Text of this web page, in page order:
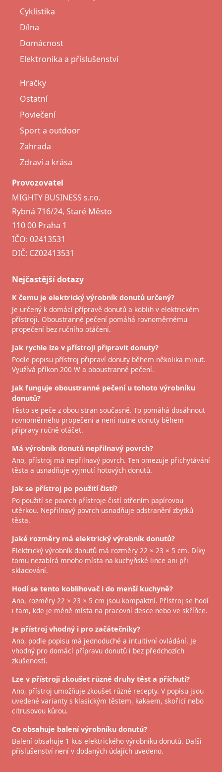
Cyklistika
Dílna
Domácnost
Elektronika a příslušenství
Hračky
Ostatní
Povlečení
Sport a outdoor
Zahrada
Zdraví a krása
Provozovatel
MIGHTY BUSINESS s.r.o.
Rybná 716/24, Staré Město
110 00 Praha 1
IČO: 02413531
DIČ: CZ02413531
Nejčastější dotazy
K čemu je elektrický výrobník donutů určený?
Je určený k domácí přípravě donutů a koblih v elektrickém
přístroji. Oboustranné pečení pomáhá rovnoměrnému
propečení bez ručního otáčení.
Jak rychle lze v přístroji připravit donuty?
Podle popisu přístroj připraví donuty během několika minut.
Využívá příkon 200 W a oboustranné pečení.
Jak funguje oboustranné pečení u tohoto výrobníku
donutů?
Těsto se peče z obou stran současně. To pomáhá dosáhnout
rovnoměrného propečení a není nutné donuty během
přípravy ručně otáčet.
Má výrobník donutů nepřilnavý povrch?
Ano, přístroj má nepřilnavý povrch. Ten omezuje přichytávání
těsta a usnadňuje vyjmutí hotových donutů.
Jak se přístroj po použití čistí?
Po použití se povrch přístroje čistí otřením papírovou
utěrkou. Nepřilnavý povrch usnadňuje odstranění zbytků
těsta.
Jaké rozměry má elektrický výrobník donutů?
Elektrický výrobník donutů má rozměry 22 × 23 × 5 cm. Díky
tomu nezabírá mnoho místa na kuchyňské lince ani při
skladování.
Hodí se tento koblihovač i do menší kuchyně?
Ano, rozměry 22 × 23 × 5 cm jsou kompaktní. Přístroj se hodí
i tam, kde je méně místa na pracovní desce nebo ve skříňce.
Je přístroj vhodný i pro začátečníky?
Ano, podle popisu má jednoduché a intuitivní ovládání. Je
vhodný pro domácí přípravu donutů i bez předchozích
zkušeností.
Lze v přístroji zkoušet různé druhy těst a příchutí?
Ano, přístroj umožňuje zkoušet různé recepty. V popisu jsou
uvedené varianty s klasickým těstem, kakaem, skořicí nebo
citrusovou kůrou.
Co obsahuje balení výrobníku donutů?
Balení obsahuje 1 kus elektrického výrobníku donutů. Další
příslušenství není v dodaných údajích uvedeno.